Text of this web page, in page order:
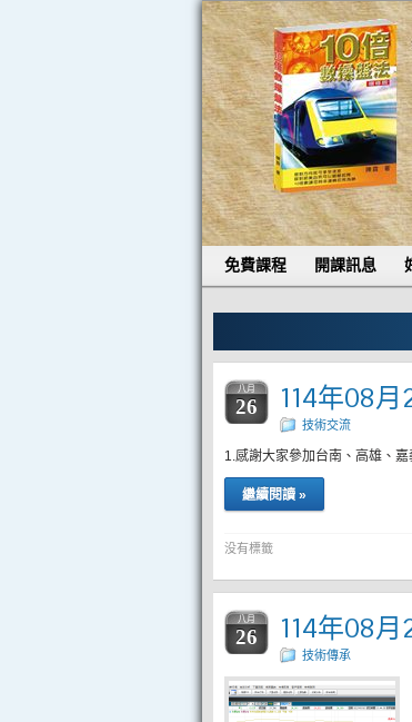
免費課程 開課訊息
八月
26 114年08
技術交流
1.感謝大家參加台南、高雄、
繼續閱讀 »
没有標籤
八月
26 114年08
技術傳承